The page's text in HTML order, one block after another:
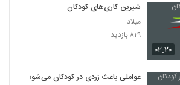
۰۲:۲۰
شیرین کاری‌های کودکان
میلاد
۸۲۹ بازدید
عواملی باعث زردی در کودکان می‌شود